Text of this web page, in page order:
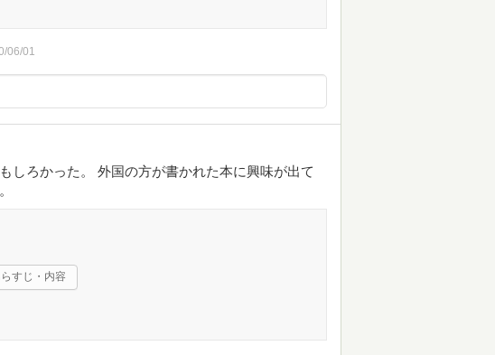
06/01
しろかった。 外国の方が書かれた本に興味が出て
すじ・内容